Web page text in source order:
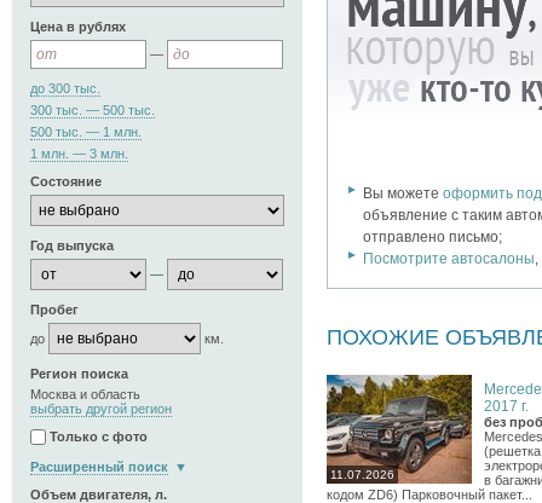
Цена в рублях
—
до 300 тыс.
300 тыс. — 500 тыс.
500 тыс. — 1 млн.
1 млн. — 3 млн.
Состояние
Год выпуска
—
Пробег
до
км.
Регион поиска
Москва и область
выбрать другой регион
Только с фото
Расширенный поиск
Объем двигателя, л.
Вы можетеоформить
объявление с таким
отправлено письмо;
Посмотрите автосалоны
ПОХОЖИЕ
11.07.2026
2017 г.
без
(решетка
в
кодом ZD6) Парковочный пакет...